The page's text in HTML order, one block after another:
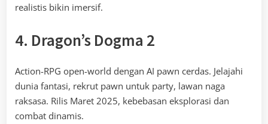
realistis bikin imersif.
4. Dragon’s Dogma 2
Action-RPG open-world dengan AI pawn cerdas. Jelajahi
dunia fantasi, rekrut pawn untuk party, lawan naga
raksasa. Rilis Maret 2025, kebebasan eksplorasi dan
combat dinamis.